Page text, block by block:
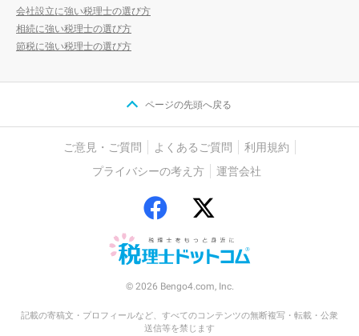
会社設立に強い税理士の選び方
相続に強い税理士の選び方
節税に強い税理士の選び方
ページの先頭へ戻る
ご意見・ご質問 よくあるご質問
利用規約
プライバシーの考え方
運営会社
© 2026 Bengo4.com, Inc.
記載の寄稿文・プロフィールなど、すべてのコンテンツの無断複写・転載・公衆
送信等を禁じます